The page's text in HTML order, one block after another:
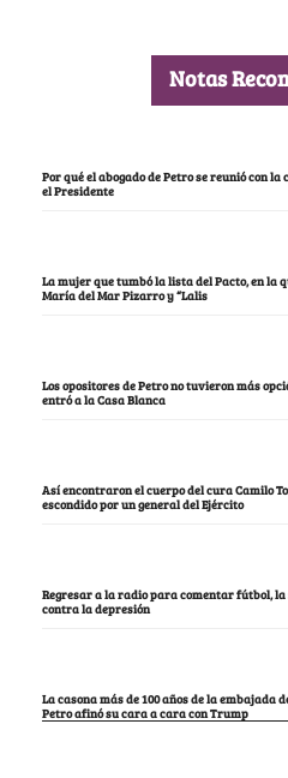
Notas
Por qué el abogado de Petro se reunió con
el Presidente
La mujer que tumbó la lista del Pacto, en la
María del Mar Pizarro y “Lalis
Los opositores de Petro no tuvieron más
entró a la Casa Blanca
Así encontraron el cuerpo del cura Camilo
escondido por un general del Ejército
Regresar a la radio para comentar fútbol,
contra la depresión
La casona más de 100 años de la embajada
Petro afinó su cara a cara con Trump